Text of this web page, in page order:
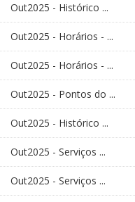
Out2025 - Histórico ...
Out2025 - Horários - ...
Out2025 - Horários - ...
Out2025 - Pontos do ...
Out2025 - Histórico ...
Out2025 - Serviços ...
Out2025 - Serviços ...